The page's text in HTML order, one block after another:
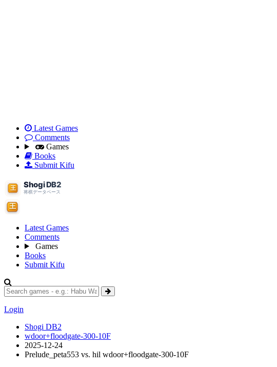
Latest Games
Comments
Games
Books
Submit Kifu
Latest Games
Comments
Games
Books
Submit Kifu
Login
Shogi DB2
wdoor+floodgate-300-10F
2025-12-24
Prelude_peta553 vs. hil wdoor+floodgate-300-10F